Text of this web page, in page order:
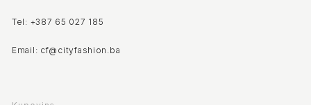
Tel: +387 65 027 185
Email: cf@cityfashion.ba